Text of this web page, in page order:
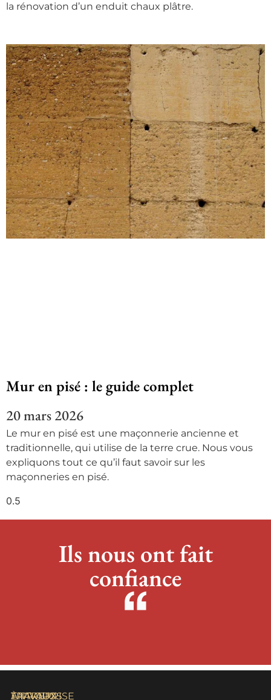
la rénovation d’un enduit chaux plâtre.
Mur en pisé : le guide complet
20 mars 2026
Le mur en pisé est une maçonnerie ancienne et
traditionnelle, qui utilise de la terre crue. Nous vous
expliquons tout ce qu’il faut savoir sur les
maçonneries en pisé.
Ils nous ont fait
confiance
À PROPOS
TRAVAUX
TRAVAUX
ENTREPRISE